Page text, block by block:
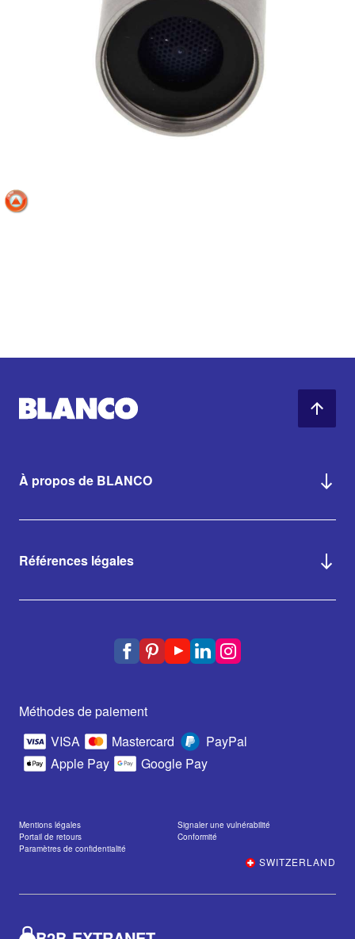
À propos de BLANCO
Références légales
Méthodes de paiement
VISA
Mastercard
PayPal
Apple Pay
Google Pay
Mentions légales
Signaler une vulnérabilité
Portail de retours
Conformité
Paramètres de confidentialité
SWITZERLAND